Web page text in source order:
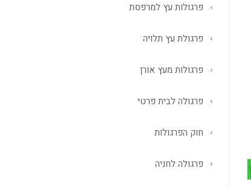
פרגולות עץ למרפסת
פרגולת עץ תלויה
פרגולות מעץ אורן
פרגולה לבית פרטי
חוק הפרגולות
פרגולה לחניה